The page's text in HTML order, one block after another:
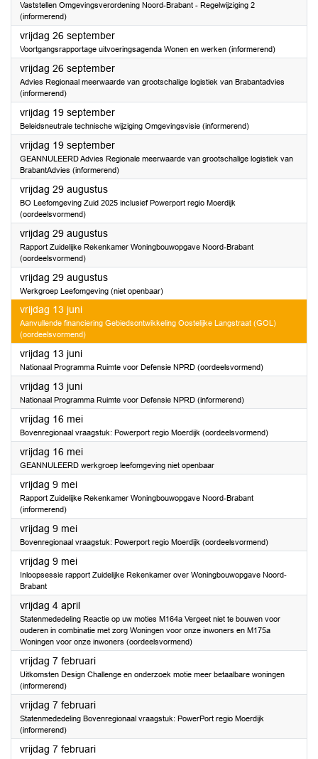
Vaststellen Omgevingsverordening Noord-Brabant - Regelwijziging 2
(informerend)
vrijdag 26 september2025
Voortgangsrapportage uitvoeringsagenda Wonen en werken (informerend)
vrijdag 26 september2025
Advies Regionaal meerwaarde van grootschalige logistiek van Brabantadvies
(informerend)
vrijdag 19 september2025
Beleidsneutrale technische wijziging Omgevingsvisie (informerend)
vrijdag 19 september2025
GEANNULEERD Advies Regionale meerwaarde van grootschalige logistiek van
BrabantAdvies (informerend)
vrijdag 29 augustus2025
BO Leefomgeving Zuid 2025 inclusief Powerport regio Moerdijk
(oordeelsvormend)
vrijdag 29 augustus2025
Rapport Zuidelijke Rekenkamer Woningbouwopgave Noord-Brabant
(oordeelsvormend)
vrijdag 29 augustus2025
Werkgroep Leefomgeving (niet openbaar)
vrijdag 13 juni2025
Aanvullende financiering Gebiedsontwikkeling Oostelijke Langstraat (GOL)
(oordeelsvormend)
vrijdag 13 juni2025
Nationaal Programma Ruimte voor Defensie NPRD (oordeelsvormend)
vrijdag 13 juni2025
Nationaal Programma Ruimte voor Defensie NPRD (informerend)
vrijdag 16 mei2025
Bovenregionaal vraagstuk: Powerport regio Moerdijk (oordeelsvormend)
vrijdag 16 mei2025
GEANNULEERD werkgroep leefomgeving niet openbaar
vrijdag 9 mei2025
Rapport Zuidelijke Rekenkamer Woningbouwopgave Noord-Brabant
(informerend)
vrijdag 9 mei2025
Bovenregionaal vraagstuk: Powerport regio Moerdijk (oordeelsvormend)
vrijdag 9 mei2025
Inloopsessie rapport Zuidelijke Rekenkamer over Woningbouwopgave Noord-
Brabant
vrijdag 4 april2025
Statenmededeling Reactie op uw moties M164a Vergeet niet te bouwen voor
ouderen in combinatie met zorg Woningen voor onze inwoners en M175a
Woningen voor onze inwoners (oordeelsvormend)
vrijdag 7 februari2025
Uitkomsten Design Challenge en onderzoek motie meer betaalbare woningen
(informerend)
vrijdag 7 februari2025
Statenmededeling Bovenregionaal vraagstuk: PowerPort regio Moerdijk
(informerend)
vrijdag 7 februari2025